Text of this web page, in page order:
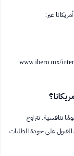
عبر:
تنافسية. تتراوح
يعتمد القبول على جودة الطلبات